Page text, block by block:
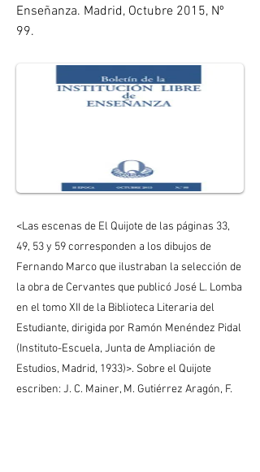
Enseñanza. Madrid, Octubre 2015, Nº
99.
<Las escenas de El Quijote de las páginas 33,
49, 53 y 59 corresponden a los dibujos de
Fernando Marco que ilustraban la selección de
la obra de Cervantes que publicó José L. Lomba
en el tomo XII de la Biblioteca Literaria del
Estudiante, dirigida por Ramón Menéndez Pidal
(Instituto-Escuela, Junta de Ampliación de
Estudios, Madrid, 1933)>. Sobre el Quijote
escriben: J. C. Mainer, M. Gutiérrez Aragón, F.